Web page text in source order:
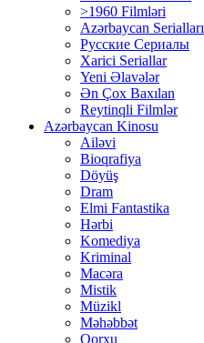
>1960 Filmləri
Azərbaycan Serialları
Русские Сериалы
Xarici Seriallar
Yeni Əlavələr
Ən Çox Baxılan
Reytinqli Filmlər
Azərbaycan Kinosu
Ailəvi
Bioqrafiya
Döyüş
Dram
Elmi Fantastika
Hərbi
Komediya
Kriminal
Macəra
Mistik
Müzikl
Məhəbbət
Qorxu